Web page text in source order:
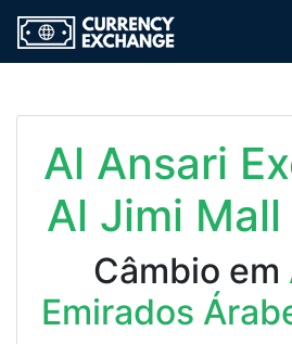
Al Ansari
Al Jimi
Câmbio em
Emirados